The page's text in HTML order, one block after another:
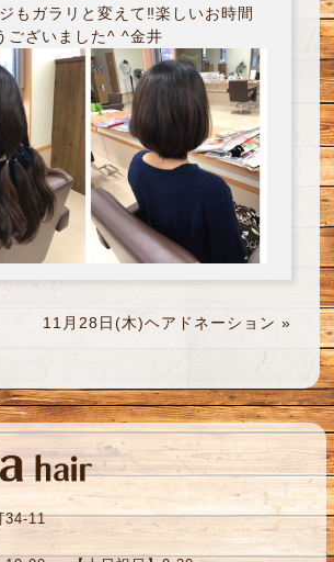
もガラリと変えて‼︎楽しいお時間
ございました^ ^金井
11月28日(木)ヘアドネーション »
34-11